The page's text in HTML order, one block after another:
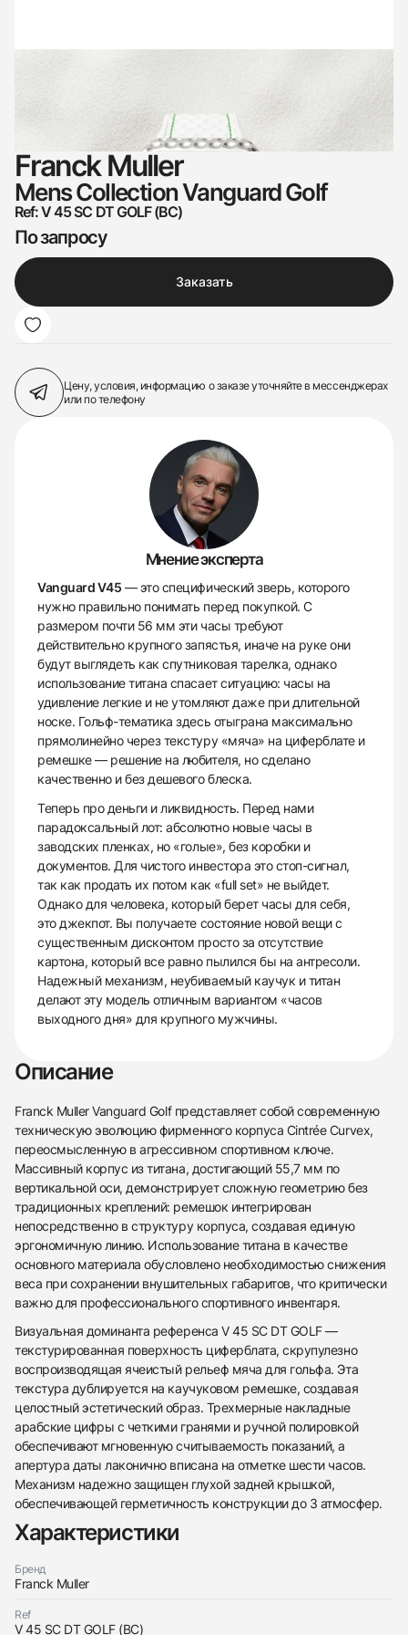
438
285
145
142
205
204
195
150
Franck Muller
Mens Collection Vanguard Golf
Ref: V 45 SC DT GOLF (BC)
По запросу
Заказать
Цену, условия, информацию о заказеуточняйте в мессенджерах
или по телефону
Мнение эксперта
Vanguard V45 — это специфический зверь, которого
нужно правильно понимать перед покупкой. С
размером почти 56 мм эти часы требуют
действительно крупного запястья, иначе на руке они
будут выглядеть как спутниковая тарелка, однако
использование титана спасает ситуацию: часы на
удивление легкие и не утомляют даже при длительной
носке. Гольф-тематика здесь отыграна максимально
прямолинейно через текстуру «мяча» на циферблате и
ремешке — решение на любителя, но сделано
качественно и без дешевого блеска.
Теперь про деньги и ликвидность. Перед нами
парадоксальный лот: абсолютно новые часы в
заводских пленках, но «голые», без коробки и
документов. Для чистого инвестора это стоп-сигнал,
так как продать их потом как «full set» не выйдет.
Однако для человека, который берет часы для себя,
это джекпот. Вы получаете состояние новой вещи с
существенным дисконтом просто за отсутствие
картона, который все равно пылился бы на антресоли.
Надежный механизм, неубиваемый каучук и титан
делают эту модель отличным вариантом «часов
выходного дня» для крупного мужчины.
Описание
Franck Muller Vanguard Golf представляет собой современную
техническую эволюцию фирменного корпуса Cintrée Curvex,
переосмысленную в агрессивном спортивном ключе.
Массивный корпус из титана, достигающий 55,7 мм по
вертикальной оси, демонстрирует сложную геометрию без
традиционных креплений: ремешок интегрирован
непосредственно в структуру корпуса, создавая единую
эргономичную линию. Использование титана в качестве
основного материала обусловлено необходимостью снижения
веса при сохранении внушительных габаритов, что критически
важно для профессионального спортивного инвентаря.
Визуальная доминанта референса V 45 SC DT GOLF —
текстурированная поверхность циферблата, скрупулезно
воспроизводящая ячеистый рельеф мяча для гольфа. Эта
текстура дублируется на каучуковом ремешке, создавая
целостный эстетический образ. Трехмерные накладные
арабские цифры с четкими гранями и ручной полировкой
обеспечивают мгновенную считываемость показаний, а
апертура даты лаконично вписана на отметке шести часов.
Механизм надежно защищен глухой задней крышкой,
обеспечивающей герметичность конструкции до 3 атмосфер.
Характеристики
Бренд
Franck Muller
Ref
V 45 SC DT GOLF (BC)
Трейд-ин часов
с вами